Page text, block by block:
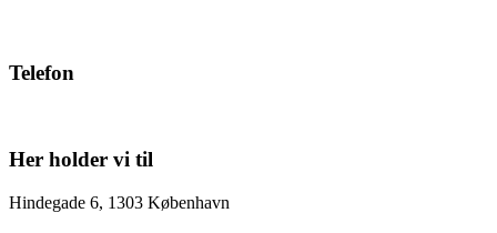
Telefon
Her holder vi til
Hindegade 6, 1303 København